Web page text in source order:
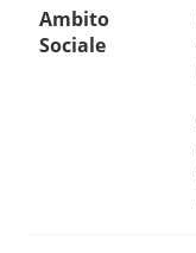
Ambito
Sociale